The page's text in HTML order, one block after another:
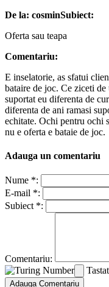
De la: cosminSubiect:
Oferta sau teapa
Comentariu:
E inselatorie, as sfatui
bataire de joc. Ce ziceti
suportat eu diferenta de
diferenta de ani ramasi
echitate. Ochi pentru ochi
nu e oferta e bataie de joc.
Adauga un comentariu
Nume *:
E-mail *:
Subiect *:
Comentariu: